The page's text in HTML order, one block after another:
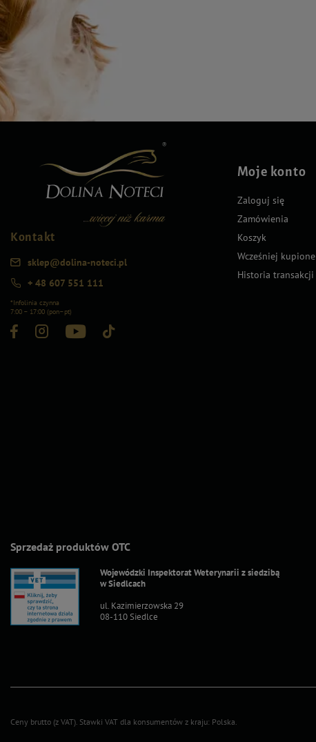
Kontakt
sklep@dolina-noteci.pl
+ 48 607 551 111
*Infolinia czynna
7:00 – 17:00 (pon–pt)
Moje konto
Zaloguj się
Zamówienia
Koszyk
Wcześniej kupione
Historia transakcji
Sprzedaż produktów OTC
Wojewódzki Inspektorat Weterynarii z siedzibą
w Siedlcach
ul. Kazimierzowska 29
08-110 Siedlce
Ceny brutto (z VAT). Stawki VAT dla konsumentów z kraju: Polska.